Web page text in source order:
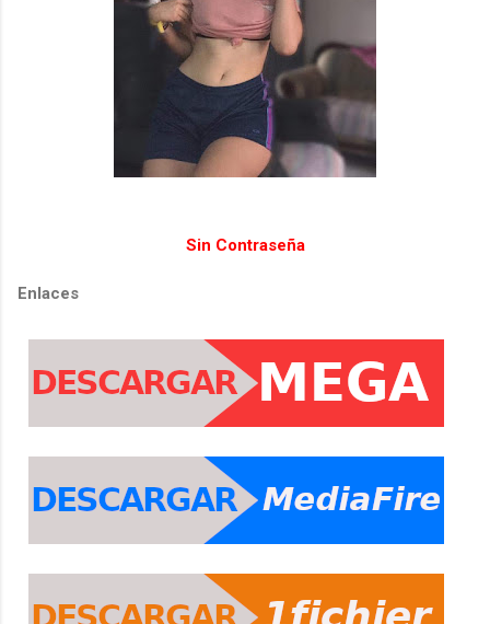
Sin Contraseña
Enlaces